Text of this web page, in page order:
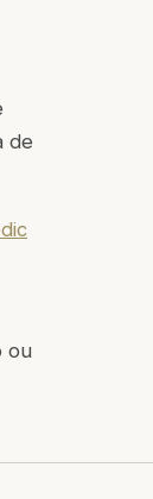
de
ou